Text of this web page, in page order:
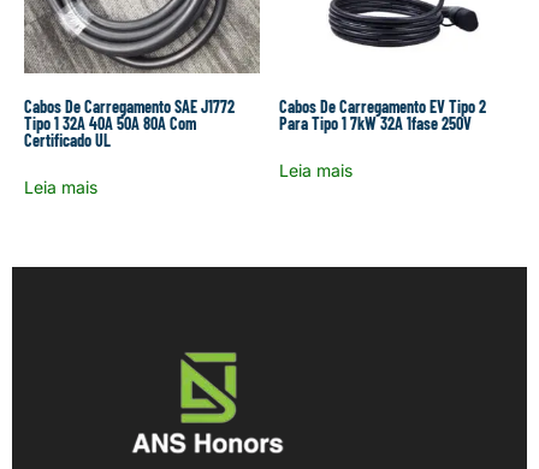
Cabos De Carregamento SAE J1772
Tipo 1 32A 40A 50A 80A Com
Certificado UL
Leia mais
Cabos De Carregamento EV Tipo 2
Para Tipo 1 7kW 32A 1fase 250V
Leia mais